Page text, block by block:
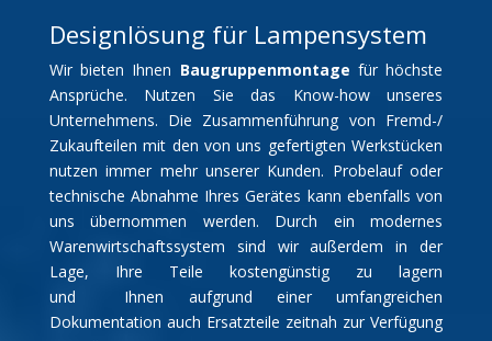
Designlösung für Lampensystem
Wir bieten Ihnen Baugruppenmontage für höchste
Ansprüche. Nutzen Sie das Know-how unseres
Unternehmens. Die Zusammenführung von Fremd-/
Zukaufteilen mit den von uns gefertigten Werkstücken
nutzen immer mehr unserer Kunden. Probelauf oder
technische Abnahme Ihres Gerätes kann ebenfalls von
uns übernommen werden. Durch ein modernes
Warenwirtschaftssystem sind wir außerdem in der
Lage, Ihre Teile kostengünstig zu lagern
und Ihnen aufgrund einer umfangreichen
Dokumentation auch Ersatzteile zeitnah zur Verfügung